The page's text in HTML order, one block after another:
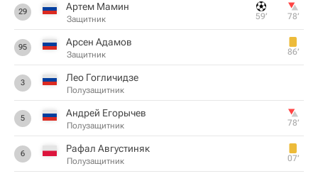
29 Артем Мамин
Защитник 59‎’‎ 78‎’‎
95 Арсен Адамов
Защитник 86‎’‎
3 Лео Гогличидзе
Полузащитник
5 Андрей Егорычев
Полузащитник 78‎’‎
6 Рафал Августиняк
Полузащитник 07‎’‎